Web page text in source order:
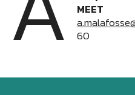
MEET
60